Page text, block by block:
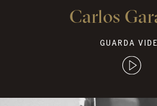
Carlos
GUARDA